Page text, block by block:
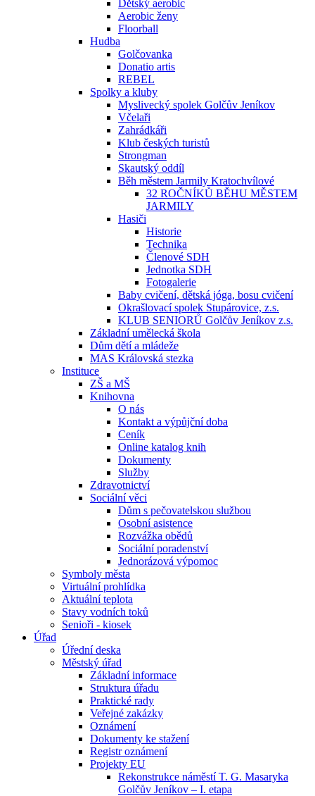
Dětský aerobic
Aerobic ženy
Floorball
Hudba
Golčovanka
Donatio artis
REBEL
Spolky a kluby
Myslivecký spolek Golčův Jeníkov
Včelaři
Zahrádkáři
Klub českých turistů
Strongman
Skautský oddíl
Běh městem Jarmily Kratochvílové
32 ROČNÍKŮ BĚHU MĚSTEM
JARMILY
Hasiči
Historie
Technika
Členové SDH
Jednotka SDH
Fotogalerie
Baby cvičení, dětská jóga, bosu cvičení
Okrašlovací spolek Stupárovice, z.s.
KLUB SENIORŮ Golčův Jeníkov z.s.
Základní umělecká škola
Dům dětí a mládeže
MAS Královská stezka
Instituce
ZŠ a MŠ
Knihovna
O nás
Kontakt a výpůjční doba
Ceník
Online katalog knih
Dokumenty
Služby
Zdravotnictví
Sociální věci
Dům s pečovatelskou službou
Osobní asistence
Rozvážka obědů
Sociální poradenství
Jednorázová výpomoc
Symboly města
Virtuální prohlídka
Aktuální teplota
Stavy vodních toků
Senioři - kiosek
Úřad
Úřední deska
Městský úřad
Základní informace
Struktura úřadu
Praktické rady
Veřejné zakázky
Oznámení
Dokumenty ke stažení
Registr oznámení
Projekty EU
Rekonstrukce náměstí T. G. Masaryka
Golčův Jeníkov – I. etapa